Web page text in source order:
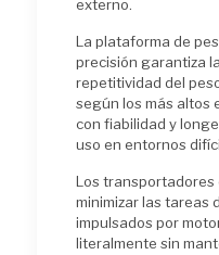
externo.
La plataforma de
precisión garantiza
repetitividad del
según los más altos
con fiabilidad y
uso en entornos
Los transportadores
minimizar las tareas
impulsados ​​por
literalmente sin